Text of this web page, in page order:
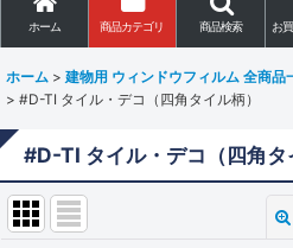
ホーム 商品カテゴリ 商品検索 お
ホーム > 建物用 ウィンドウフィルム 全商品
> #D-TI タイル・デコ（四角タイル柄）
#D-TI タイル・デコ（四角タ